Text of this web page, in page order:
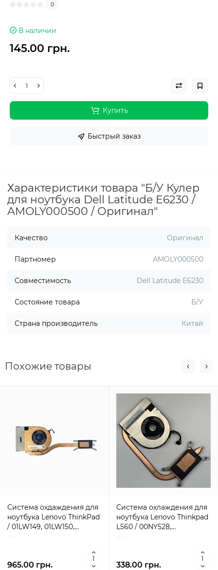
0
В наличии
145.00 грн.
Купить
Быстрый заказ
Характеристики товара "Б/У Кулер
для ноутбука Dell Latitude E6230 /
AMOLY000500 / Оригинал"
Качество Оригинал
Партномер AMOLY000500
Совместимость Dell Latitude E6230
Состояние товара Б/У
Страна производитель Китай
Похожие товары
Система охдаждения для
ноутбука Lenovo ThinkPad
/ 01LW149, 01LW150,
965.00 грн.
Система охлаждения для
ноутбука Lenovo Thinkpad
L560 / 00NY528,
338.00 грн.